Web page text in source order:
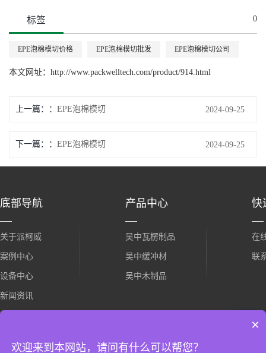
标签 0
EPE泡棉模切价格 EPE泡棉模切批发 EPE泡棉模切公司
本文网址： http://www.packwelltech.com/product/914.html
上一篇： EPE泡棉模切 2024-09-25
下一篇： EPE泡棉模切 2024-09-25
底部导航
关于派柯威
案例中心
设备中心
新闻资讯
产品中心
吴中瓦楞制品
吴中缓冲材
吴中木制品
快
在
联
×
欢迎来到本网站，请问有什么可以帮您？